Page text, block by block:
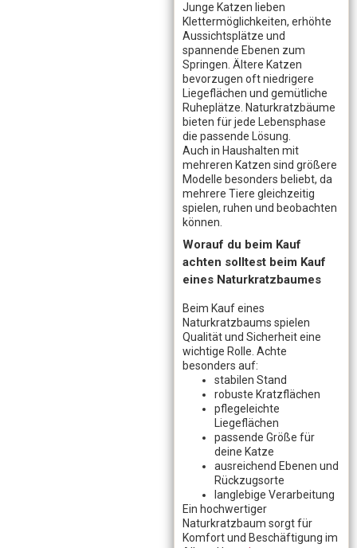
Junge Katzen lieben
Klettermöglichkeiten, erhöhte
Aussichtsplätze und
spannende Ebenen zum
Springen. Ältere Katzen
bevorzugen oft niedrigere
Liegeflächen und gemütliche
Ruheplätze. Naturkratzbäume
bieten für jede Lebensphase
die passende Lösung.
Auch in Haushalten mit
mehreren Katzen sind größere
Modelle besonders beliebt, da
mehrere Tiere gleichzeitig
spielen, ruhen und beobachten
können.
Worauf du beim Kauf
achten solltest beim Kauf
eines Naturkratzbaumes
Beim Kauf eines
Naturkratzbaums spielen
Qualität und Sicherheit eine
wichtige Rolle. Achte
besonders auf:
stabilen Stand
robuste Kratzflächen
pflegeleichte
Liegeflächen
passende Größe für
deine Katze
ausreichend Ebenen und
Rückzugsorte
langlebige Verarbeitung
Ein hochwertiger
Naturkratzbaum sorgt für
Komfort und Beschäftigung im